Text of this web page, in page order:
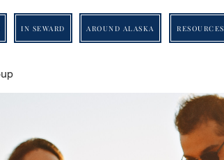
IN SEWARD AROUND ALASKA RESOURCES